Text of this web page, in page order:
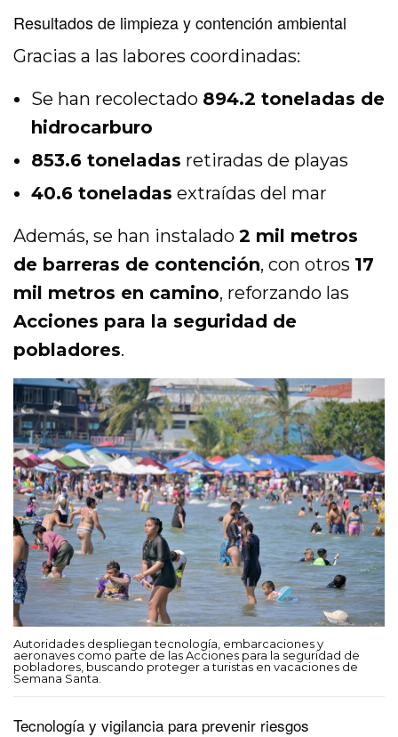
Resultados de limpieza y contención ambiental
Gracias a las labores coordinadas:
Se han recolectado 894.2 toneladas de
hidrocarburo
853.6 toneladas retiradas de playas
40.6 toneladas extraídas del mar
Además, se han instalado2 mil metros
de barreras de contención, con otros 17
mil metros en camino, reforzando las
Acciones para la seguridad de
pobladores.
Autoridades despliegan tecnología, embarcaciones y
aeronaves como parte de las Acciones para la seguridad de
pobladores, buscando proteger a turistas en vacaciones de
Semana Santa.
Tecnología y vigilancia para prevenir riesgos